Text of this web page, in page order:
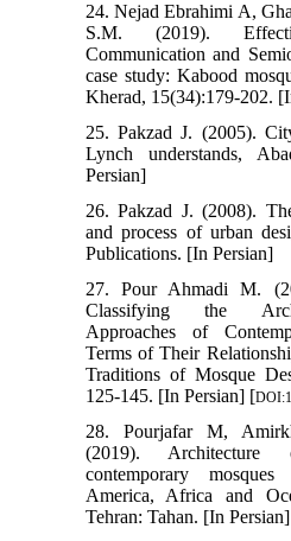
24. Nejad Ebrahimi A,
S.M. (2019).
Communication and
case study: Kabood
Kherad, 15(34):179-202.
25. Pakzad J. (2005).
Lynch understands,
Persian]
26. Pakzad J. (2008).
and process of urban
Publications. [In Persian]
27. Pour Ahmadi M.
Classifying the
Approaches of
Terms of Their
Traditions of Mosque
125-145. [In Persian] [
28. Pourjafar M,
(2019).
contemporary
America, Africa and
Tehran: Tahan. [In Persian]